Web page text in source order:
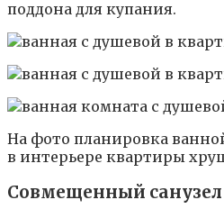
поддона для купания.
На фото планировка
в интерьере квартиры
Совмещенный